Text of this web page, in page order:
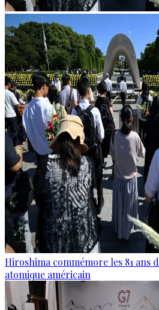
Hiroshima commémore les 81 ans
atomique américain